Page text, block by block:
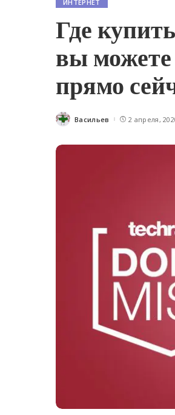
ИНТЕРНЕТ
Где
вы
прямо
Posted
Васильев 2 апреля,